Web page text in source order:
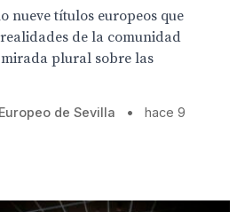
nueve títulos europeos que
de la comunidad
plural sobre las
de Sevilla •
hace 9